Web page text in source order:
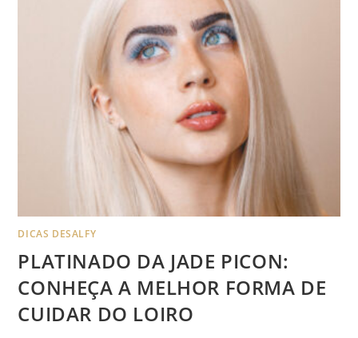
DICAS DESALFY
PLATINADO DA JADE PICON:
CONHEÇA A MELHOR FORMA DE
CUIDAR DO LOIRO